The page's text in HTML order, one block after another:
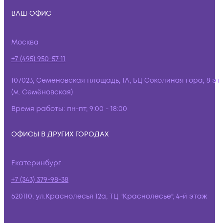
ВАШ ОФИС
Москва
+7 (495) 950-57-11
107023, Семёновская площадь, 1А, БЦ Соколиная гора, 8
(м. Семёновская)
Время работы: пн-пт, 9:00 - 18:00
ОФИСЫ В ДРУГИХ ГОРОДАХ
Екатеринбург
+7 (343) 379-98-38
620110, ул.Краснолесья 12а, ТЦ "Краснолесье", 4-й этаж